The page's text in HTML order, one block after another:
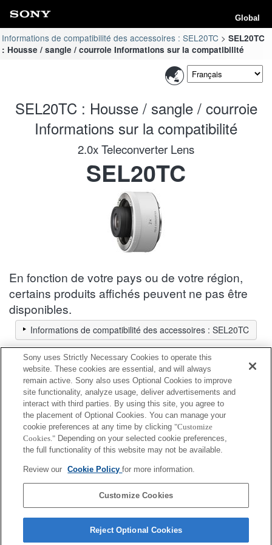
Global
Informations de compatibilité des accessoires : SEL20TC
SEL20TC
: Housse / sangle / courroie Informations sur la compatibilité
SEL20TC : Housse / sangle / courroie
Informations sur la compatibilité
2.0x Teleconverter Lens
SEL20TC
En fonction de votre pays ou de votre région,
certains produits affichés peuvent ne pas être
disponibles.
Informations de compatibilité des accessoires : SEL20TC
Housse / sangle / courroie
Entièrement compatible
Compatible, mais avec des restrictions
LCS-BBL
LCS-FEA1
Sony uses Strictly Necessary Cookies to operate this
website. These cookies are essential, and will always
remain active. Sony also uses Optional Cookies to improve
site functionality, analyze usage, deliver advertisements and
interact with third parties. By using this site, you agree to
the placement of Optional Cookies. You can manage your
cookie preferences at any time by clicking "Customize
Cookies." Depending on your selected cookie preferences,
the full functionality of this website may not be available.
Review our Cookie Policyfor more information.
Customize Cookies
Reject Optional Cookies